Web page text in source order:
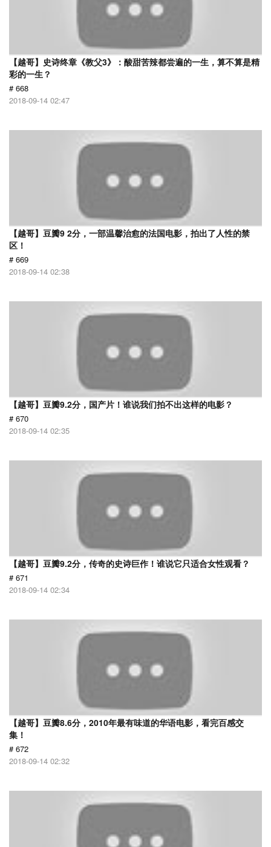
【越哥】史诗终章《教父3》：酸甜苦辣都尝遍的一生，算不算是精
彩的一生？
# 668
2018-09-14 02:47
【越哥】豆瓣9 2分，一部温馨治愈的法国电影，拍出了人性的禁
区！
# 669
2018-09-14 02:38
【越哥】豆瓣9.2分，国产片！谁说我们拍不出这样的电影？
# 670
2018-09-14 02:35
【越哥】豆瓣9.2分，传奇的史诗巨作！谁说它只适合女性观看？
# 671
2018-09-14 02:34
【越哥】豆瓣8.6分，2010年最有味道的华语电影，看完百感交
集！
# 672
2018-09-14 02:32